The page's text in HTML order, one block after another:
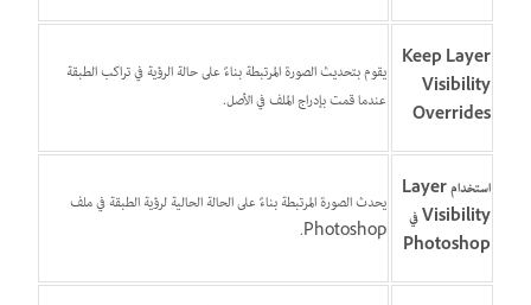
Keep Layer
Visibility
Overrides
يقوم بتحديث الصورة المرتبطة بناءً على حالة الرؤية في تراكب الطبقة
عندما قمت بإدراج الملف في الأصل.
استخدام Layer
Visibility في
Photoshop
يحدث الصورة المرتبطة بناءً على الحالة الحالية لرؤية الطبقة في ملف
Photoshop.